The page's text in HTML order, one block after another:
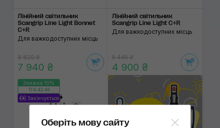
Лінійний світильник
Scangrip Line Light Bonnet
C+R
Для важкодоступних місць
8 820 ₴
7 940 ₴
Лінійний світильник
Scangrip Line Light C+R
Для важкодоступних місць
5 445 ₴
4 900 ₴
Знижка 10%
174:42:46
Закінчується
Оберіть мову сайту